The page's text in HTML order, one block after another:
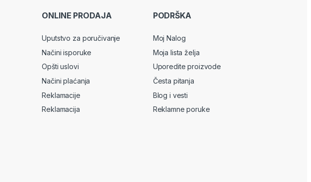
ONLINE PRODAJA
Uputstvo za poručivanje
Načini isporuke
Opšti uslovi
Načini plaćanja
Reklamacije
Reklamacija
PODRŠKA
Moj Nalog
Moja lista želja
Uporedite proizvode
Česta pitanja
Blog i vesti
Reklamne poruke